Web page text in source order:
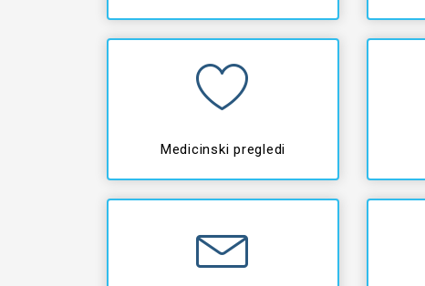
Medicinski pregledi